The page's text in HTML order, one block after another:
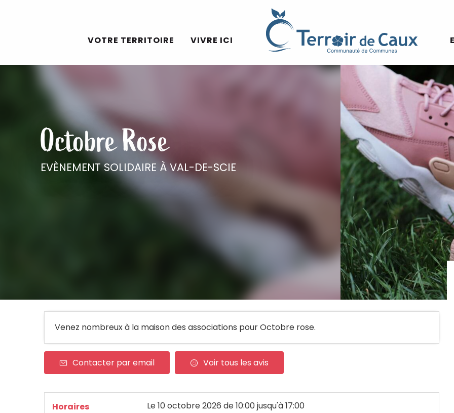
VOTRE TERRITOIRE VIVRE ICI
Octobre Rose
EVÈNEMENT SOLIDAIRE À VAL-DE-SCIE
Venez nombreux à la maison des associations pour Octobre rose.
Contacter par email Voir tous les avis
Horaires Le10 octobre 2026 de 10:00 jusqu'à 17:00